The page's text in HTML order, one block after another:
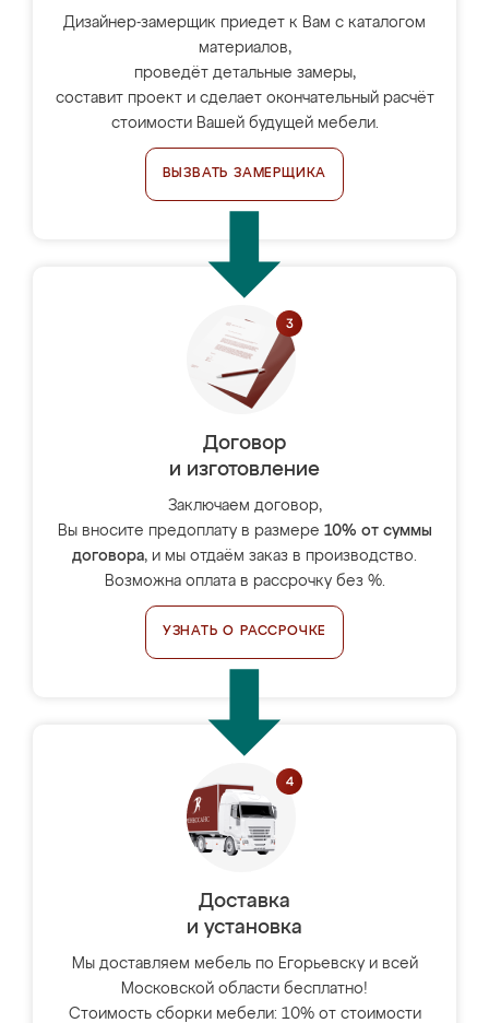
Дизайнер-замерщик приедет к Вам с каталогом
материалов,
проведёт детальные замеры,
составит проект и сделает окончательный расчёт
стоимости Вашей будущей мебели.
ВЫЗВАТЬ ЗАМЕРЩИКА
Договор
и изготовление
Заключаем договор,
Вы вносите предоплату в размере 10% от суммы
договора, и мы отдаём заказ в производство.
Возможна оплата в рассрочку без %.
УЗНАТЬ О РАССРОЧКЕ
Доставка
и установка
Мы доставляем мебель по Егорьевску и всей
Московской области бесплатно!
Стоимость сборки мебели: 10% от стоимости